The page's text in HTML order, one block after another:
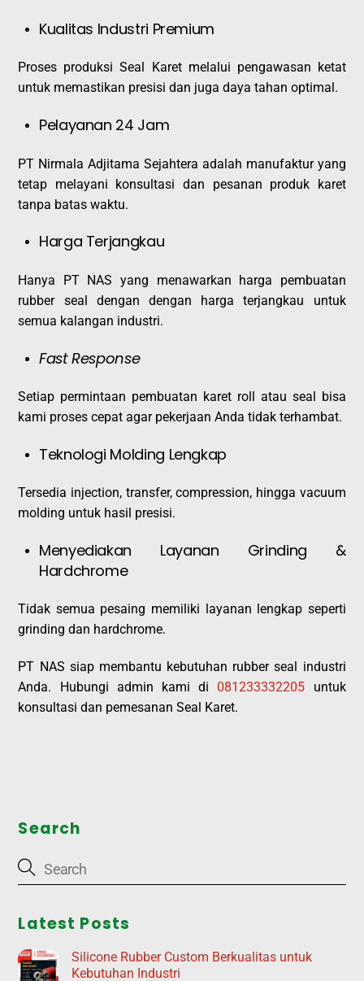
Kualitas Industri Premium
Proses produksi Seal Karet melalui pengawasan ketat
untuk memastikan presisi dan juga daya tahan optimal.
Pelayanan 24 Jam
PT Nirmala Adjitama Sejahtera adalah manufaktur yang
tetap melayani konsultasi dan pesanan produk karet
tanpa batas waktu.
Harga Terjangkau
Hanya PT NAS yang menawarkan harga pembuatan
rubber seal dengan dengan harga terjangkau untuk
semua kalangan industri.
Fast Response
Setiap permintaan pembuatan karet roll atau seal bisa
kami proses cepat agar pekerjaan Anda tidak terhambat.
Teknologi Molding Lengkap
Tersedia injection, transfer, compression, hingga vacuum
molding untuk hasil presisi.
Menyediakan Layanan Grinding &
Hardchrome
Tidak semua pesaing memiliki layanan lengkap seperti
grinding dan hardchrome.
PT NAS siap membantu kebutuhan rubber seal industri
Anda. Hubungi admin kami di 081233332205 untuk
konsultasi dan pemesanan Seal Karet.
Search
Latest Posts
Silicone Rubber Custom Berkualitas untuk
Kebutuhan Industri